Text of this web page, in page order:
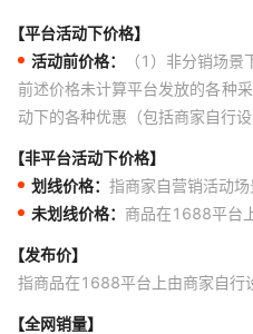
【平台活动下价格】
活动前价格：
（1）非分销场
前述价格未计算平台发放的各种
动下的各种优惠（包括商家自行
【非平台活动下价格】
划线价格： 指商家自营销活动
未划线价格： 商品在1688平台
【发布价】
指商品在1688平台上由商家自行
【全网销量】